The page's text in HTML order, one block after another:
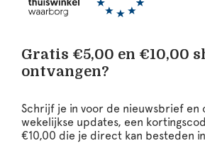
Gratis €5,00 en €10,00
ontvangen?
Schrijf je in voor de nieuwsbrief en
wekelijkse updates, een
€10,00 die je direct kan besteden